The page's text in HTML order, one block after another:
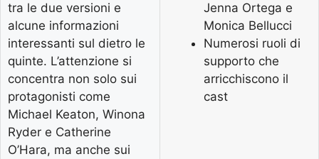
tra le due versioni e
alcune informazioni
interessanti sul dietro le
quinte. L’attenzione si
concentra non solo sui
protagonisti come
Michael Keaton, Winona
Ryder e Catherine
O’Hara, ma anche sui
Jenna Ortega e
Monica Bellucci
Numerosi ruoli di
supporto che
arricchiscono il
cast